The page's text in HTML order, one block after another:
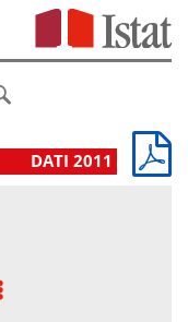
DATI 2011